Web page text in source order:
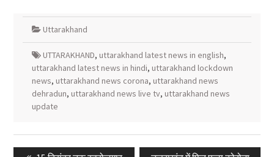
Uttarakhand
UTTARAKHAND, uttarakhand latest news in english,
uttarakhand latest news in hindi, uttarakhand lockdown
news, uttarakhand news corona, uttarakhand news
dehradun, uttarakhand news live tv, uttarakhand news
update
Post